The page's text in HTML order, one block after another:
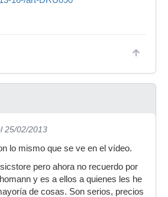
25/02/2013
lo mismo que se ve en el vídeo.
pero ahora no recuerdo por
y es a ellos a quienes les he
de cosas. Son serios, precios